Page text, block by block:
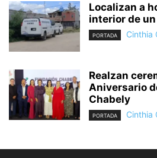
Localizan a
interior de
PORTADA Cinthia
Realzan
Aniversario
Chabely
PORTADA Cinthia